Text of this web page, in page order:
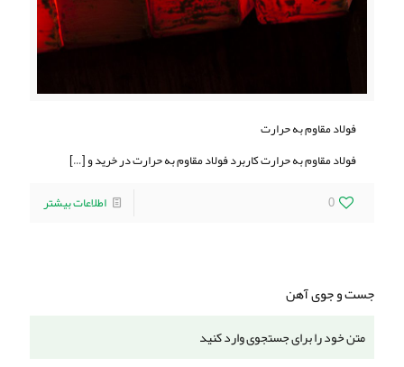
فولاد مقاوم به حرارت
فولاد مقاوم به حرارت کاربرد فولاد مقاوم به حرارت در خرید و[…]
0
اطلاعات بیشتر
جست و جوی آهن